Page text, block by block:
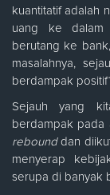
kuantitatif adalah
uang ke dalam
berutang ke
masalahnya,
berdampak
Sejauh yang
berdampak pada
rebounddan
menyerap
serupa di banyak